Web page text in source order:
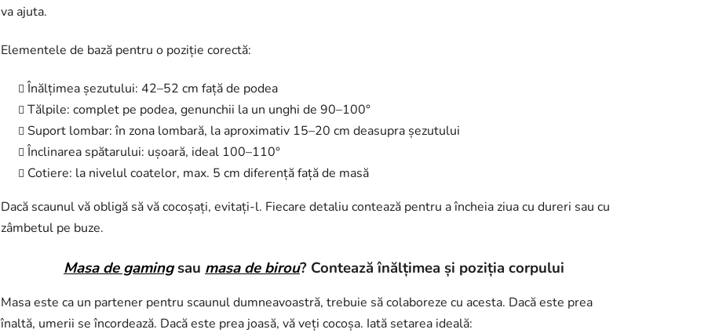
va ajuta.
Elementele de bază pentru o poziție corectă:
Înălțimea șezutului: 42–52 cm față de podea
Tălpile: complet pe podea, genunchii la un unghi de 90–100°
Suport lombar: în zona lombară, la aproximativ 15–20 cm deasupra șezutului
Înclinarea spătarului: ușoară, ideal 100–110°
Cotiere: la nivelul coatelor, max. 5 cm diferență față de masă
Dacă scaunul vă obligă să vă cocoșați, evitați-l. Fiecare detaliu contează pentru a încheia ziua cu dureri sau cu
zâmbetul pe buze.
Masa de gamingsau masa de birou? Contează înălțimea și poziția corpului
Masa este ca un partener pentru scaunul dumneavoastră, trebuie să colaboreze cu acesta. Dacă este prea
înaltă, umerii se încordează. Dacă este prea joasă, vă veți cocoșa. Iată setarea ideală: